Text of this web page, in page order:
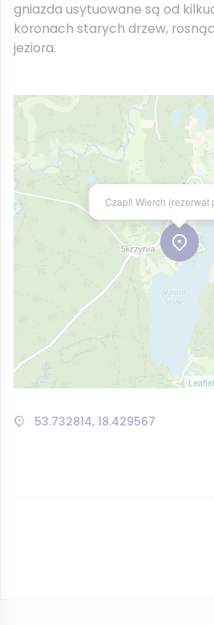
gniazda usytuowane są od
koronach starych drzew,
jeziora.
Czapli Wierch (rezerwat
Leaflet
53.732814, 18.429567